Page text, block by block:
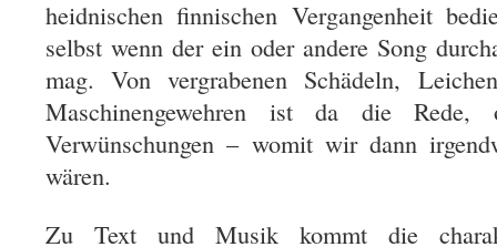
heidnischen finnischen Vergangenheit
selbst wenn der ein oder andere Song
mag. Von vergrabenen Schädeln,
Maschinengewehren ist da die
Verwünschungen – womit wir dann
wären.
Zu Text und Musik kommt die